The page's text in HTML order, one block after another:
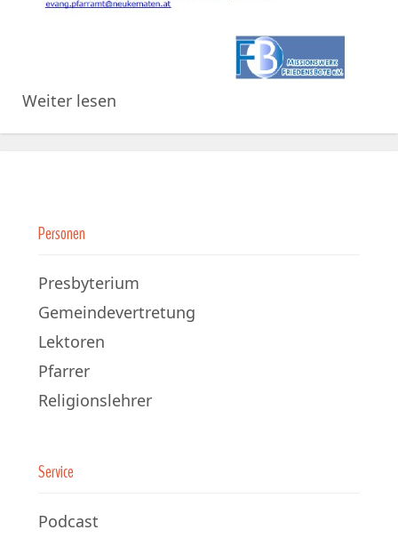
Weiter lesen
Personen
Presbyterium
Gemeindevertretung
Lektoren
Pfarrer
Religionslehrer
Service
Podcast